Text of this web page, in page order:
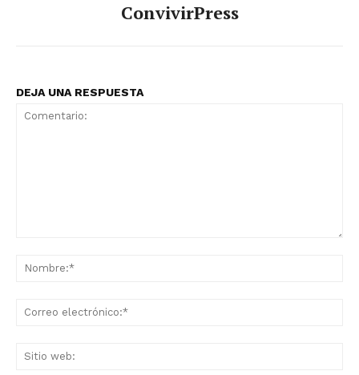
ConvivirPress
DEJA UNA RESPUESTA